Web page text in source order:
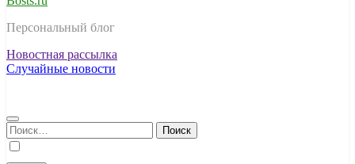
Персональный блог
Новостная рассылка
Случайные новости
Найти: